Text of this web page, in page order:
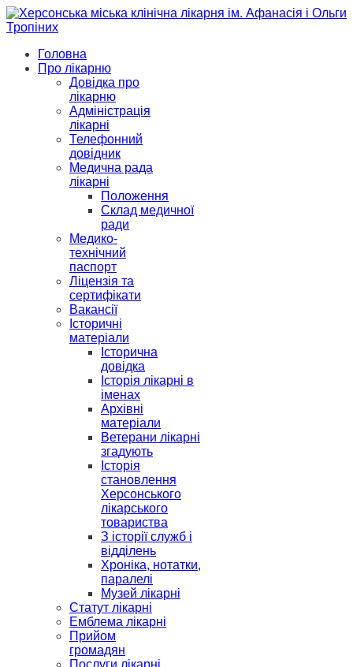
Головна
Про лікарню
Довідка про
лікарню
Адміністрація
лікарні
Телефонний
довідник
Медична рада
лікарні
Положення
Склад медичної
ради
Медико-
технічний
паспорт
Ліцензія та
сертифікати
Вакансії
Історичні
матеріали
Історична
довідка
Історія лікарні в
іменах
Архівні
матеріали
Ветерани лікарні
згадують
Історія
становлення
Херсонського
лікарського
товариства
З історії служб і
відділень
Хроніка, нотатки,
паралелі
Музей лікарні
Статут лікарні
Емблема лікарні
Прийом
громадян
Послуги лікарні